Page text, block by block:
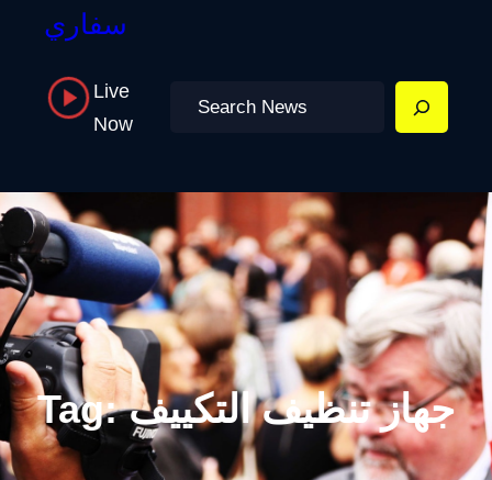
سفاري
Live
Now
Search
Tag:جهاز تنظيف التكييف